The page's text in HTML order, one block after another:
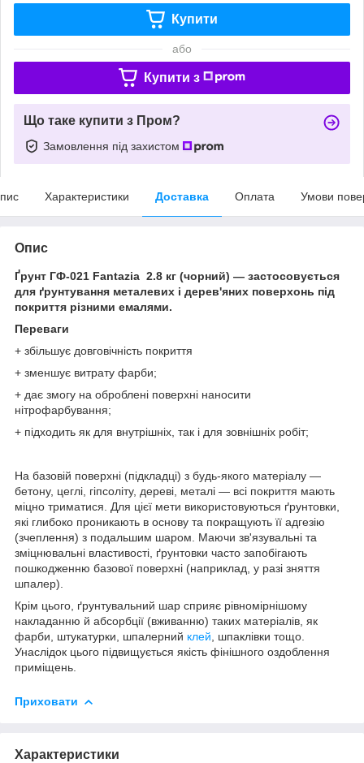
Купити
або
Купити з
Що таке купити з Пром?
Замовлення під захистом
Характеристики Доставка Оплата Умови
Опис
Ґрунт ГФ-021 Fantazia 2.8 кг (чорний) ― застосовується
для ґрунтування металевих і дерев'яних поверхонь під
покриття різними емалями.
Переваги
+ збільшує довговічність покриття
+ зменшує витрату фарби;
+ дає змогу на оброблені поверхні наносити
нітрофарбування;
+ підходить як для внутрішніх, так і для зовнішніх робіт;
На базовій поверхні (підкладці) з будь-якого матеріалу —
бетону, цеглі, гіпсоліту, дереві, металі — всі покриття мають
міцно триматися. Для цієї мети використовуються ґрунтовки,
які глибоко проникають в основу та покращують її адгезію
(зчеплення) з подальшим шаром. Маючи зв'язувальні та
зміцнювальні властивості, ґрунтовки часто запобігають
пошкодженню базової поверхні (наприклад, у разі зняття
шпалер).
Крім цього, ґрунтувальний шар сприяє рівномірнішому
накладанню й абсорбції (вживанню) таких матеріалів, як
фарби, штукатурки, шпалерний клей , шпаклівки тощо.
Унаслідок цього підвищується якість фінішного оздоблення
приміщень.
Приховати
Характеристики